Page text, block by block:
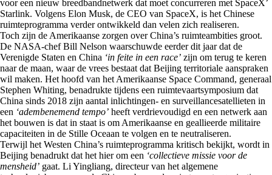
voor een nieuw breedbandnetwerk dat moet concurreren met SpaceX’
Starlink. Volgens Elon Musk, de CEO van SpaceX, is het Chinese
ruimteprogramma verder ontwikkeld dan velen zich realiseren.
Toch zijn de Amerikaanse zorgen over China’s ruimteambities groot.
De NASA-chef Bill Nelson waarschuwde eerder dit jaar dat de
Verenigde Staten en China ‘in feite in een race’ zijn om terug te keren
naar de maan, waar de vrees bestaat dat Beijing territoriale aanspraken
wil maken. Het hoofd van het Amerikaanse Space Command, generaal
Stephen Whiting, benadrukte tijdens een ruimtevaartsymposium dat
China sinds 2018 zijn aantal inlichtingen- en surveillancesatellieten in
een ‘adembenemend tempo’ heeft verdrievoudigd en een netwerk aan
het bouwen is dat in staat is om Amerikaanse en geallieerde militaire
capaciteiten in de Stille Oceaan te volgen en te neutraliseren.
Terwijl het Westen China’s ruimteprogramma kritisch bekijkt, wordt in
Beijing benadrukt dat het hier om een ‘collectieve missie voor de
mensheid’ gaat. Li Yingliang, directeur van het algemene